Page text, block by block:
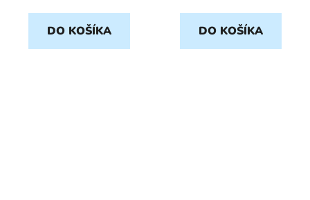
DO KOŠÍKA DO KOŠÍKA